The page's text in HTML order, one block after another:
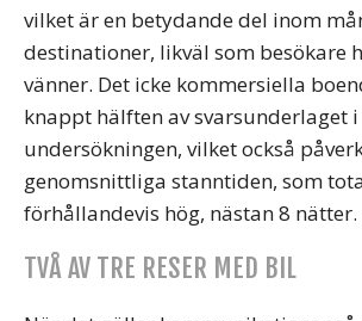
vilket är en betydande del inom
destinationer, likväl som besökare
vänner. Det icke kommersiella
knappt hälften av svarsunderlaget i
undersökningen, vilket också
genomsnittliga stanntiden, som
förhållandevis hög, nästan 8 nätter.
TVÅ AV TRE RESER MED BIL